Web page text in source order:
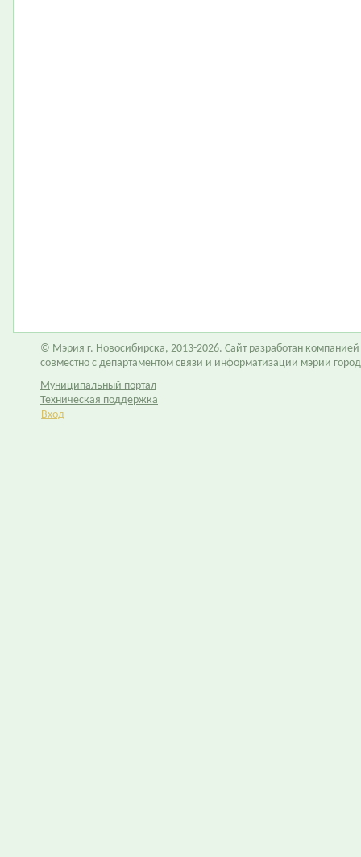
© Мэрия г. Новосибирска, 2013-2026. Сайт разработан компанией
совместно с департаментом связи и информатизации мэрии
Муниципальный портал
Техническая поддержка
Вход